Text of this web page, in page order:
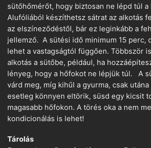
sütőhőmérőt, hogy biztosan ne lépd túl a
Alufóliából készíthetsz sátrat az alkotás
az elszíneződéstől, bár ez leginkább a
jellemző. A sütési idő minimum 15 perc,
lehet a vastagságtól függően. Többször
alkotás a sütőbe, például, ha
lényeg, hogy a hőfokot ne lépjük túl. A
várd meg, míg kihűl a gyurma, csak
esetleg könnyen eltörik, süsd egy kicsit
magasabb hőfokon. A törés oka a nem
kondicionálás is lehet!
Tárolás